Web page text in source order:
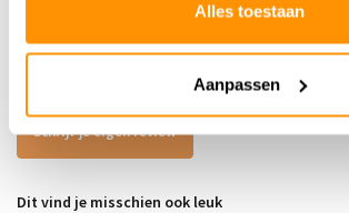
Alles toestaan
Aanpassen
Gepost door:Ekaterinaop 22 Juni 2026
Goede kwaliteit, mooi vloerkleed
Schrijf je eigen review
Dit vind je misschien ook leuk